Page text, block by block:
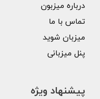
درباره میزبون
تماس با ما
میزبان شوید
پنل میزبانی
پیشنهاد ویژه